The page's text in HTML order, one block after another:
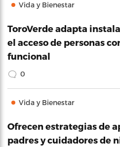
Vida y Bienestar
ToroVerde adapta
el acceso de personas
funcional
0
Vida y Bienestar
Ofrecen estrategias de
padres y cuidadores de